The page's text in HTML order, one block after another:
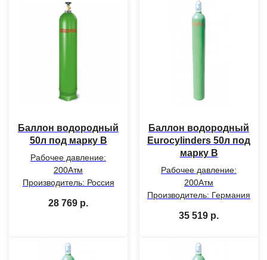
Баллон водородный
50л под марку В
Рабочее давление:
200Атм
Производитель: Россия
28 769 р.
Баллон водородный
Eurocylinders 50л под
марку В
Рабочее давление:
200Атм
Производитель: Германия
35 519 р.